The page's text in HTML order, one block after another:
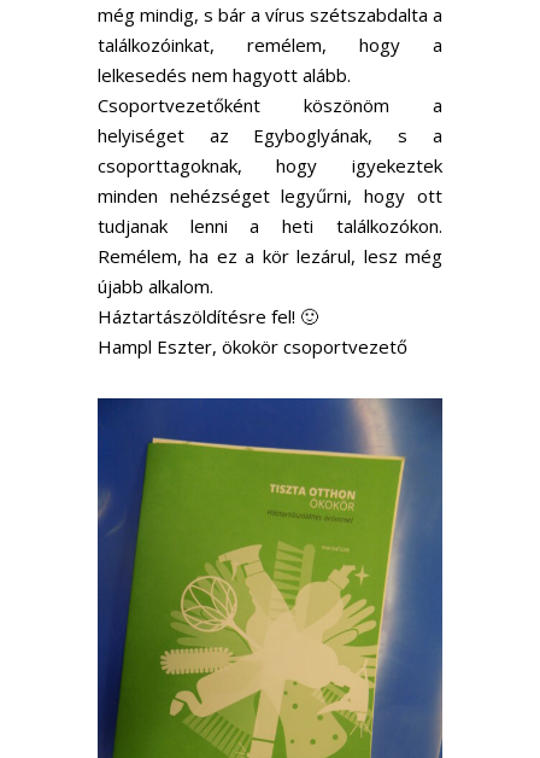
még mindig, s bár a vírus szétszabdalta a
találkozóinkat, remélem, hogy a
lelkesedés nem hagyott alább.
Csoportvezetőként köszönöm a
helyiséget az Egyboglyának, s a
csoporttagoknak, hogy igyekeztek
minden nehézséget legyűrni, hogy ott
tudjanak lenni a heti találkozókon.
Remélem, ha ez a kör lezárul, lesz még
újabb alkalom.
Háztartászöldítésre fel! 🙂
Hampl Eszter, ökokör csoportvezető